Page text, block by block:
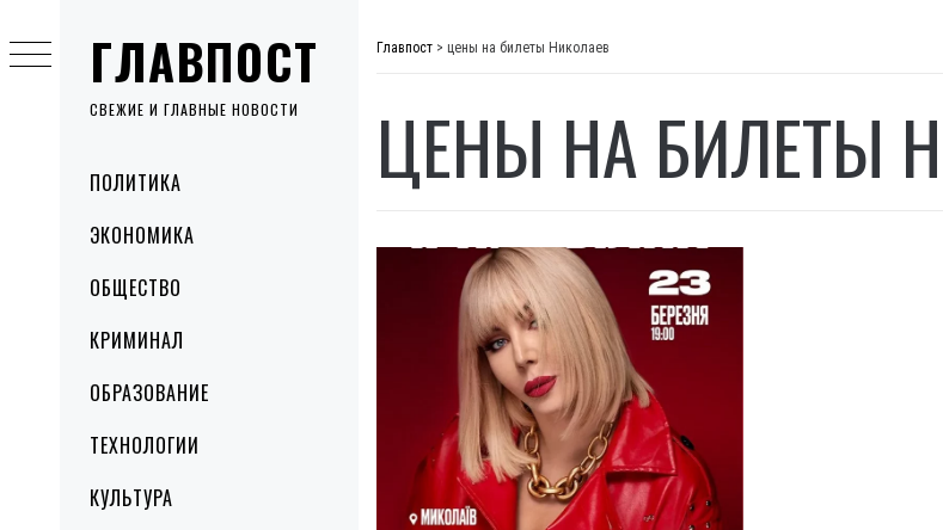
ГЛАВПОСТ
СВЕЖИЕ И ГЛАВНЫЕ НОВОСТИ
MenuПОЛИТИКА
ЭКОНОМИКА
ОБЩЕСТВО
КРИМИНАЛ
ОБРАЗОВАНИЕ
ТЕХНОЛОГИИ
КУЛЬТУРА
to
content
Главпост > цены на билеты Николаев
ЦЕНЫ НА БИЛЕТЫ